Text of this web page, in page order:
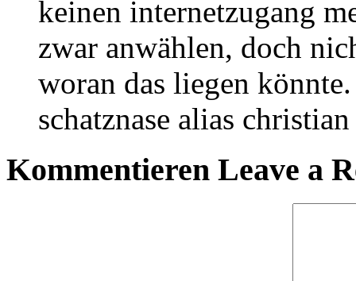
keinen internetzugang
zwar anwählen, doch
woran das liegen
schatznase alias
Kommentieren Leave a